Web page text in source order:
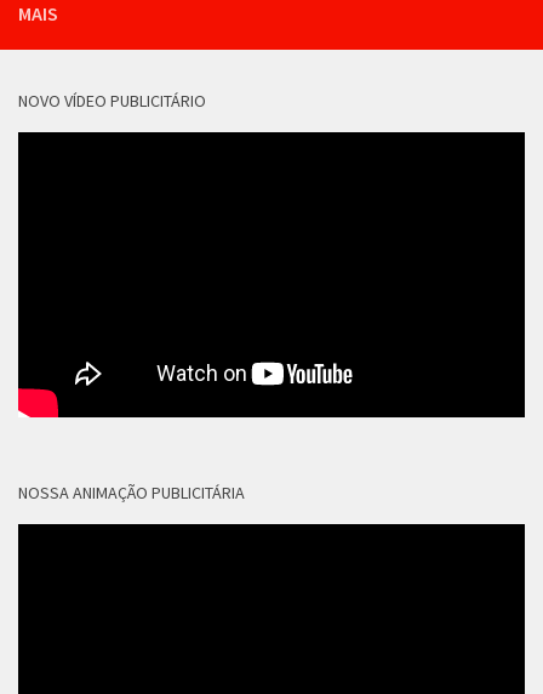
MAIS
NOVO VÍDEO PUBLICITÁRIO
NOSSA ANIMAÇÃO PUBLICITÁRIA